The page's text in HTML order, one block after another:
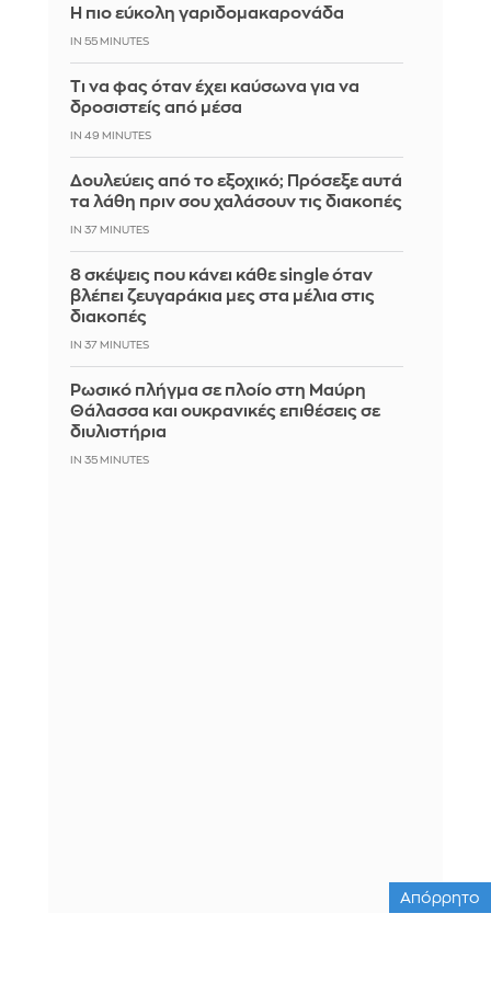
Η πιο εύκολη γαριδομακαρονάδα
IN 55 MINUTES
Τι να φας όταν έχει καύσωνα για να
δροσιστείς από μέσα
IN 49 MINUTES
Δουλεύεις από το εξοχικό; Πρόσεξε αυτά
τα λάθη πριν σου χαλάσουν τις διακοπές
IN 37 MINUTES
8 σκέψεις που κάνει κάθε single όταν
βλέπει ζευγαράκια μες στα μέλια στις
διακοπές
IN 37 MINUTES
Ρωσικό πλήγμα σε πλοίο στη Μαύρη
Θάλασσα και ουκρανικές επιθέσεις σε
διυλιστήρια
IN 35 MINUTES
Απόρρητο